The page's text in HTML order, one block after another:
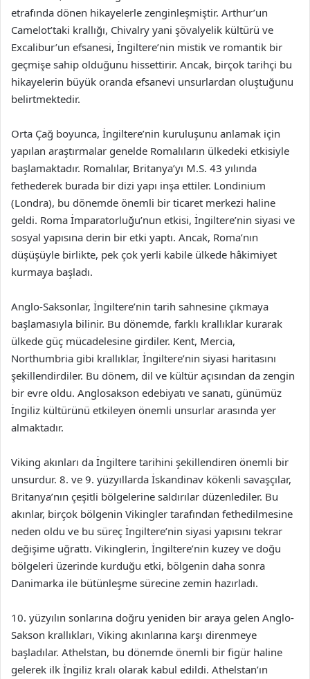
etrafında dönen hikayelerle zenginleşmiştir. Arthur’un
Camelot’taki krallığı, Chivalry yani şövalyelik kültürü ve
Excalibur’un efsanesi, İngiltere’nin mistik ve romantik bir
geçmişe sahip olduğunu hissettirir. Ancak, birçok tarihçi bu
hikayelerin büyük oranda efsanevi unsurlardan oluştuğunu
belirtmektedir.
Orta Çağ boyunca, İngiltere’nin kuruluşunu anlamak için
yapılan araştırmalar genelde Romalıların ülkedeki etkisiyle
başlamaktadır. Romalılar, Britanya’yı M.S. 43 yılında
fethederek burada bir dizi yapı inşa ettiler. Londinium
(Londra), bu dönemde önemli bir ticaret merkezi haline
geldi. Roma İmparatorluğu’nun etkisi, İngiltere’nin siyasi ve
sosyal yapısına derin bir etki yaptı. Ancak, Roma’nın
düşüşüyle birlikte, pek çok yerli kabile ülkede hâkimiyet
kurmaya başladı.
Anglo-Saksonlar, İngiltere’nin tarih sahnesine çıkmaya
başlamasıyla bilinir. Bu dönemde, farklı krallıklar kurarak
ülkede güç mücadelesine girdiler. Kent, Mercia,
Northumbria gibi krallıklar, İngiltere’nin siyasi haritasını
şekillendirdiler. Bu dönem, dil ve kültür açısından da zengin
bir evre oldu. Anglosakson edebiyatı ve sanatı, günümüz
İngiliz kültürünü etkileyen önemli unsurlar arasında yer
almaktadır.
Viking akınları da İngiltere tarihini şekillendiren önemli bir
unsurdur. 8. ve 9. yüzyıllarda İskandinav kökenli savaşçılar,
Britanya’nın çeşitli bölgelerine saldırılar düzenlediler. Bu
akınlar, birçok bölgenin Vikingler tarafından fethedilmesine
neden oldu ve bu süreç İngiltere’nin siyasi yapısını tekrar
değişime uğrattı. Vikinglerin, İngiltere’nin kuzey ve doğu
bölgeleri üzerinde kurduğu etki, bölgenin daha sonra
Danimarka ile bütünleşme sürecine zemin hazırladı.
10. yüzyılın sonlarına doğru yeniden bir araya gelen Anglo-
Sakson krallıkları, Viking akınlarına karşı direnmeye
başladılar. Athelstan, bu dönemde önemli bir figür haline
gelerek ilk İngiliz kralı olarak kabul edildi. Athelstan’ın